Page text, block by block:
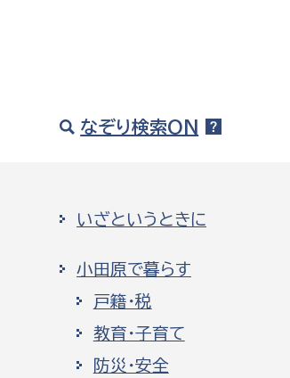
なぞり検索ON
いざというときに
小田原で暮らす
戸籍・税
教育・子育て
防災・安全